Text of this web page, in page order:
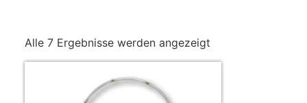
Alle 7 Ergebnisse werden angezeigt